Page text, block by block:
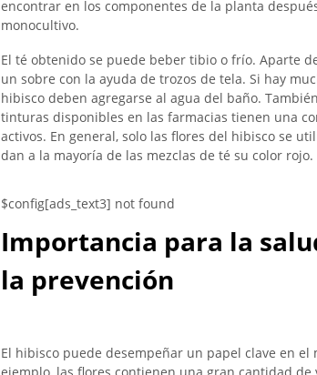
encontrar en los componentes de la planta
monocultivo.
El té obtenido se puede beber tibio o frío. Aparte
un sobre con la ayuda de trozos de tela. Si hay
hibisco deben agregarse al agua del baño.
tinturas disponibles en las farmacias tienen una
activos. En general, solo las flores del hibisco se
dan a la mayoría de las mezclas de té su color rojo.
$config[ads_text3] not found
Importancia para la
la prevención
El hibisco puede desempeñar un papel clave en